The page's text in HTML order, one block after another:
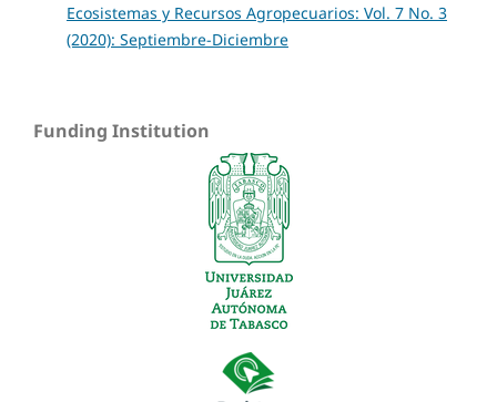
Ecosistemas y Recursos Agropecuarios: Vol. 7 No. 3
(2020): Septiembre-Diciembre
Funding Institution